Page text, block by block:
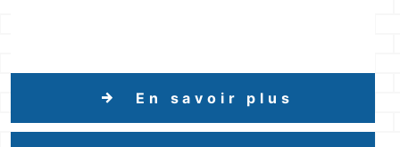
En savoir plus